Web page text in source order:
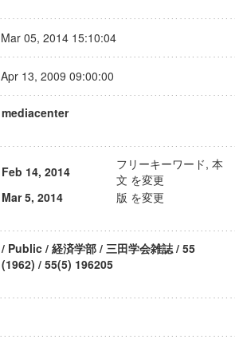
Mar 05, 2014 15:10:04
Apr 13, 2009 09:00:00
mediacenter
Feb 14, 2014
フリーキーワード, 本
文 を変更
Mar 5, 2014
版 を変更
/ Public / 経済学部 / 三田学会雑誌 / 55
(1962) / 55(5) 196205